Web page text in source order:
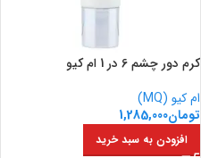
کرم دور چشم 6 در 1 ام کیو
ام کیو (MQ)
تومان1,285,000
افزودن به سبد خرید